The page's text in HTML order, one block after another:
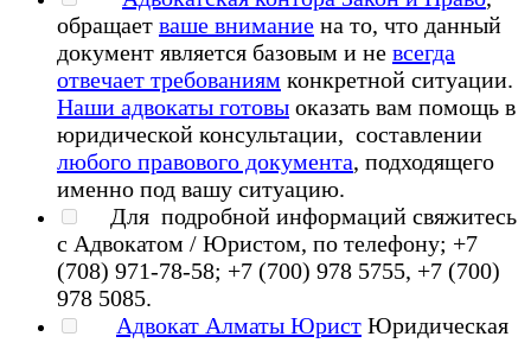
обращает ваше внимание на то, что данный
документ является базовым и не всегда
отвечает требованиям конкретной ситуации.
Наши адвокаты готовы оказать вам помощь в
юридической консультации, составлении
любого правового документа, подходящего
именно под вашу ситуацию.
Для подробной информаций свяжитесь
с Адвокатом / Юристом, по телефону; +7
(708) 971-78-58; +7 (700) 978 5755, +7 (700)
978 5085.
Адвокат Алматы Юрист Юридическая